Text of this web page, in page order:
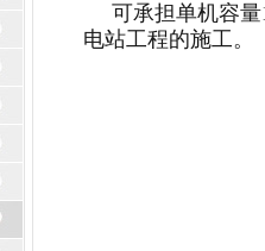
可承担单机容
电站工程的施工。